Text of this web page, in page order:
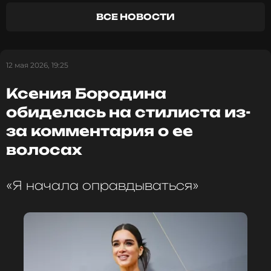
оставаться в курсе событий
ССЫЛКА
ВСЕ НОВОСТИ
12 мая 2026, 19:25
Ксения Бородина
обиделась на стилиста из-
за комментария о ее
волосах
«Я начала оправдываться»